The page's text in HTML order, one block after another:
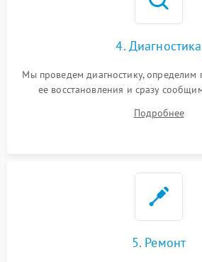
4. Диагностика
Мы проведем диагностику, определим
ее восстановления и сразу
Подробнее
5. Ремонт